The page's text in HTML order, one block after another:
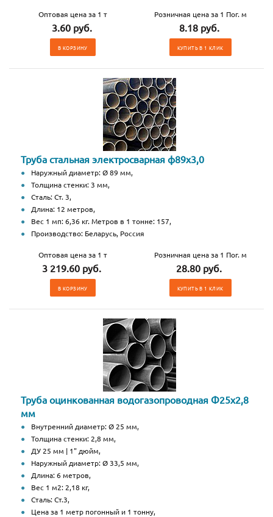
Оптовая цена за 1 т
3.60 руб.
В КОРЗИНУ
Розничная цена за 1 Пог. м
8.18 руб.
КУПИТЬ В 1 КЛИК
Труба стальная электросварная ф89х3,0
Наружный диаметр: Ø 89 мм,
Толщина стенки: 3 мм,
Сталь: Ст. 3,
Длина: 12 метров,
Вес 1 мп: 6,36 кг. Метров в 1 тонне: 157,
Производство: Беларусь, Россия
Оптовая цена за 1 т
3 219.60 руб.
В КОРЗИНУ
Розничная цена за 1 Пог. м
28.80 руб.
КУПИТЬ В 1 КЛИК
Труба оцинкованная водогазопроводная Ф25х2,8
мм
Внутренний диаметр: Ø 25 мм,
Толщина стенки: 2,8 мм,
ДУ 25 мм | 1" дюйм,
Наружный диаметр: Ø 33,5 мм,
Длина: 6 метров,
Вес 1 м2: 2,18 кг,
Сталь: Ст.3,
Цена за 1 метр погонный и 1 тонну,